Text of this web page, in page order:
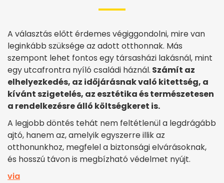
A választás előtt érdemes végiggondolni, mire van
leginkább szüksége az adott otthonnak. Más
szempont lehet fontos egy társasházi lakásnál, mint
egy utcafrontra nyíló családi háznál. Számít az
elhelyezkedés, az időjárásnak való kitettség, a
kívánt szigetelés, az esztétika és természetesen
a rendelkezésre álló költségkeret is.
A legjobb döntés tehát nem feltétlenül a legdrágább
ajtó, hanem az, amelyik egyszerre illik az
otthonunkhoz, megfelel a biztonsági elvárásoknak,
és hosszú távon is megbízható védelmet nyújt.
via